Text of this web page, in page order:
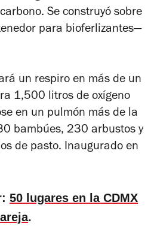
Se construyó sobre
para bioferlizantes—
un respiro en más de un
1,500 litros de oxígeno
en un pulmón más de la
bambúes, 230 arbustos y
de pasto. Inaugurado en
50 lugares en la CDMX
.